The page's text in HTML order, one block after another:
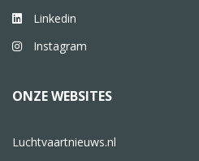
Linkedin
Instagram
ONZE WEBSITES
Luchtvaartnieuws.nl